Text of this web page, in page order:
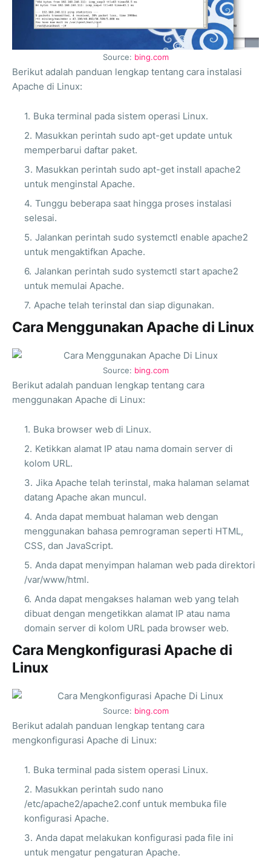
Source: bing.com
Berikut adalah panduan lengkap tentang cara instalasi
Apache di Linux:
Buka terminal pada sistem operasi Linux.
Masukkan perintah sudo apt-get update untuk
memperbarui daftar paket.
Masukkan perintah sudo apt-get install apache2
untuk menginstal Apache.
Tunggu beberapa saat hingga proses instalasi
selesai.
Jalankan perintah sudo systemctl enable apache2
untuk mengaktifkan Apache.
Jalankan perintah sudo systemctl start apache2
untuk memulai Apache.
Apache telah terinstal dan siap digunakan.
Cara Menggunakan Apache di Linux
Source: bing.com
Berikut adalah panduan lengkap tentang cara
menggunakan Apache di Linux:
Buka browser web di Linux.
Ketikkan alamat IP atau nama domain server di
kolom URL.
Jika Apache telah terinstal, maka halaman selamat
datang Apache akan muncul.
Anda dapat membuat halaman web dengan
menggunakan bahasa pemrograman seperti HTML,
CSS, dan JavaScript.
Anda dapat menyimpan halaman web pada direktori
/var/www/html.
Anda dapat mengakses halaman web yang telah
dibuat dengan mengetikkan alamat IP atau nama
domain server di kolom URL pada browser web.
Cara Mengkonfigurasi Apache di
Linux
Source: bing.com
Berikut adalah panduan lengkap tentang cara
mengkonfigurasi Apache di Linux:
Buka terminal pada sistem operasi Linux.
Masukkan perintah sudo nano
/etc/apache2/apache2.conf untuk membuka file
konfigurasi Apache.
Anda dapat melakukan konfigurasi pada file ini
untuk mengatur pengaturan Apache.